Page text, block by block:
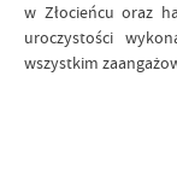
w Złocieńcu oraz
uroczystości
wszystkim